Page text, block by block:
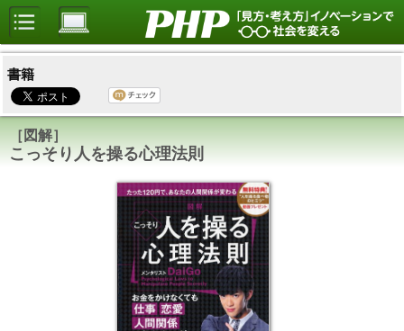
書籍
［図解］
こっそり人を操る心理法則